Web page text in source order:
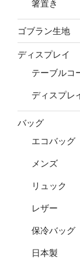
箸置き
ゴブラン生地
ディスプレイ
テーブルコ
ディスプレ
バッグ
エコバッグ
メンズ
リュック
レザー
保冷バッグ
日本製